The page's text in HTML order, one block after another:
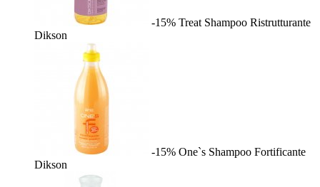
-15% Treat Shampoo Ristrutturante
Dikson
-15% One`s Shampoo Fortificante
Dikson